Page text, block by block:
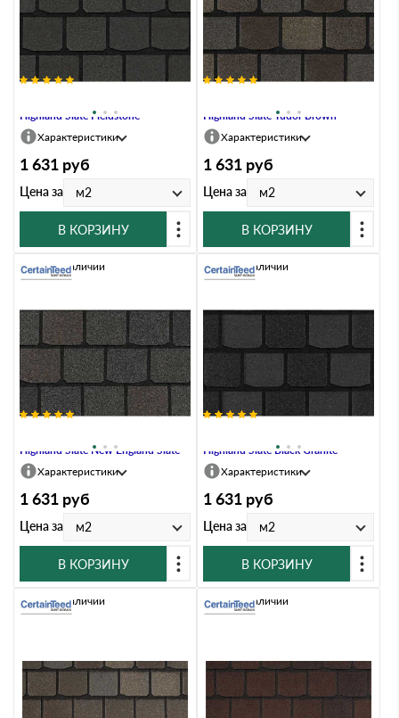
Highland Slate Fieldstone
Характеристики
1 631 руб
Цена за м2
В КОРЗИНУ
Highland Slate Tudor Brown
Характеристики
1 631 руб
Цена за м2
В КОРЗИНУ
Highland Slate New England Slate
Нет в наличии
Характеристики
1 631 руб
Цена за м2
В КОРЗИНУ
Highland Slate Black Granite
Нет в наличии
Характеристики
1 631 руб
Цена за м2
В КОРЗИНУ
Нет в наличии Нет в наличии